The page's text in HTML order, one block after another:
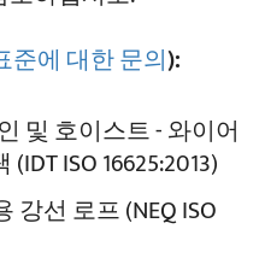
준에 대한 문의):
및 호이스트 - 와이어
ISO 16625:2013)
강선 로프 (NEQ ISO